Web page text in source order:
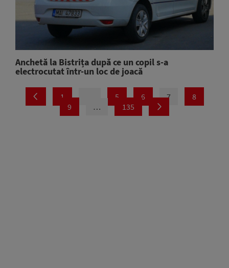
Anchetă la Bistrița după ce un copil s-a
electrocutat într-un loc de joacă
1 5 6 7
8
9
… 135